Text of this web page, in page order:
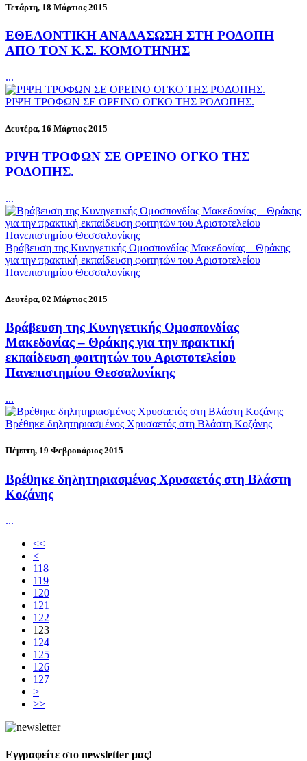
Τετάρτη, 18 Μάρτιος 2015
ΕΘΕΛΟΝΤΙΚΗ ΑΝΑΔΑΣΩΣΗ ΣΤΗ ΡΟΔΟΠΗ
ΑΠΟ ΤΟΝ Κ.Σ. ΚΟΜΟΤΗΝΗΣ
...
ΡΙΨΗ ΤΡΟΦΩΝ ΣΕ ΟΡΕΙΝΟ ΟΓΚΟ TΗΣ ΡΟΔΟΠΗΣ.
Δευτέρα, 16 Μάρτιος 2015
ΡΙΨΗ ΤΡΟΦΩΝ ΣΕ ΟΡΕΙΝΟ ΟΓΚΟ TΗΣ
ΡΟΔΟΠΗΣ.
...
Βράβευση της Κυνηγετικής Ομοσπονδίας Μακεδονίας – Θράκης
για την πρακτική εκπαίδευση φοιτητών του Αριστοτελείου
Πανεπιστημίου Θεσσαλονίκης
Δευτέρα, 02 Μάρτιος 2015
Βράβευση της Κυνηγετικής Ομοσπονδίας
Μακεδονίας – Θράκης για την πρακτική
εκπαίδευση φοιτητών του Αριστοτελείου
Πανεπιστημίου Θεσσαλονίκης
...
Βρέθηκε δηλητηριασμένος Χρυσαετός στη Βλάστη Κοζάνης
Πέμπτη, 19 Φεβρουάριος 2015
Βρέθηκε δηλητηριασμένος Χρυσαετός στη Βλάστη
Κοζάνης
...
<<
<
118
119
120
121
122
123
124
125
126
127
>
>>
Εγγραφείτε στο newsletter μας!